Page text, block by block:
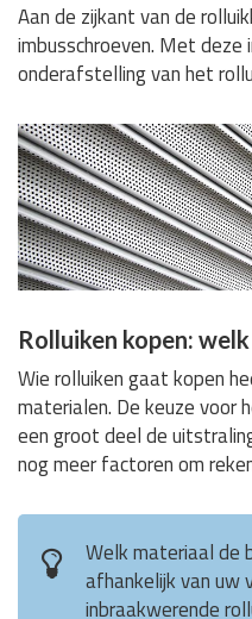
Aan de zijkant van de
imbusschroeven. Met deze
onderafstelling van het
Rolluiken kopen:
Wie rolluiken gaat kopen
materialen. De keuze voor
een groot deel de
nog meer factoren om
Welk materiaal de
afhankelijk van uw
inbraakwerende